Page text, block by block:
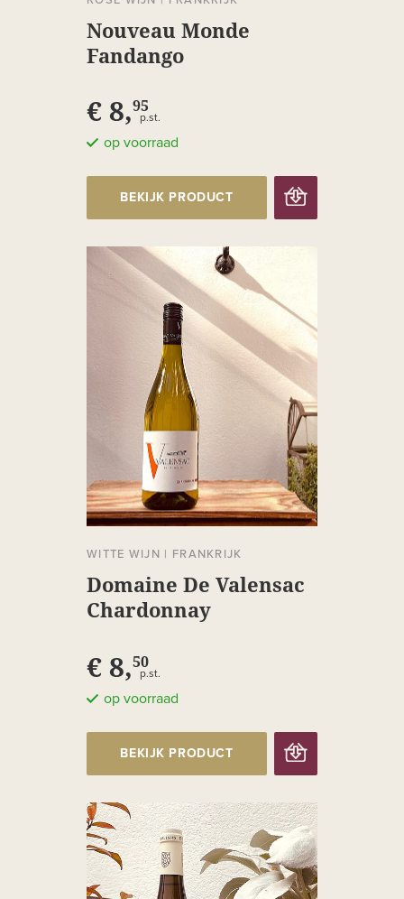
Nouveau Monde
Fandango
€ 8,95
p.st.
op voorraad
BEKIJK PRODUCT
WITTE WIJN | FRANKRIJK
Domaine De Valensac
Chardonnay
€ 8,50
p.st.
op voorraad
BEKIJK PRODUCT